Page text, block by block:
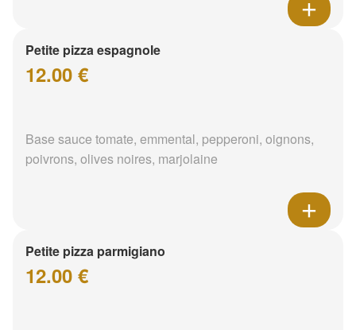
Petite pizza espagnole
12.00 €
Base sauce tomate, emmental, pepperoni, oignons,
poivrons, olives noires, marjolaine
Petite pizza parmigiano
12.00 €